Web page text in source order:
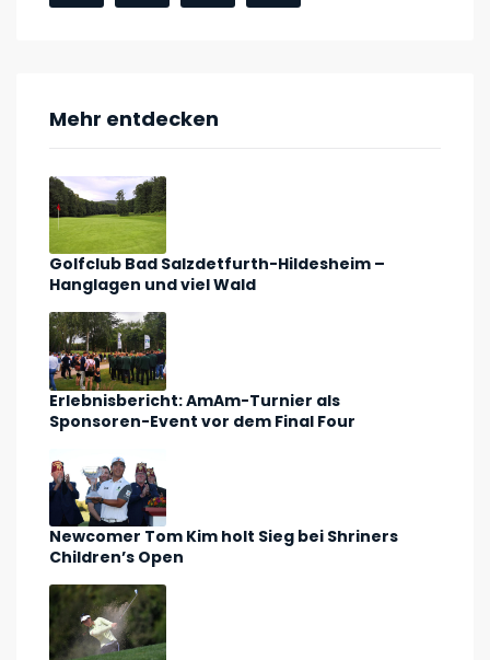
Mehr entdecken
Golfclub Bad Salzdetfurth-Hildesheim –
Hanglagen und viel Wald
Erlebnisbericht: AmAm-Turnier als
Sponsoren-Event vor dem Final Four
Newcomer Tom Kim holt Sieg bei Shriners
Children’s Open